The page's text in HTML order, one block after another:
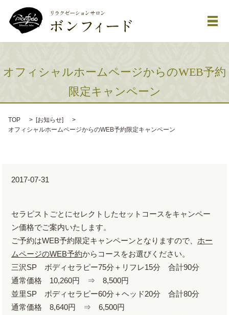
メ
オフィシャルホームページからのWEB予約
限定キャンペーン
TOP [お知らせ]
オフィシャルホームページからのWEB予約限定キャンペーン
2017-07-31
セラピストごとにセレクトしたセットコースをキャンペー
ン価格でご案内いたします。
ご予約はWEB予約限定キャンペーンとなりますので、 ホー
ムページのWEB予約からコースをお選びください。
三沢SP ボディセラピー75分＋リフレ15分 合計90分
通常価格 10,260円 ⇒ 8,500円
並里SP ボディセラピー60分＋ヘッド20分 合計80分
通常価格 8,640円 ⇒ 6,500円